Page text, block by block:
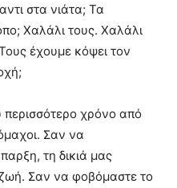
στα νιάτα; Τα
Χαλάλι τους. Χαλάλι
έχουμε κόψει τον
χρόνο από
Σαν να
τη δικιά μας
Σαν να φοβόμαστε το